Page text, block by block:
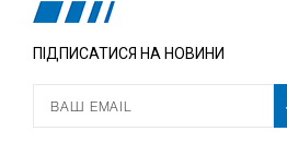
ПІДПИСАТИСЯ НА НОВИНИ